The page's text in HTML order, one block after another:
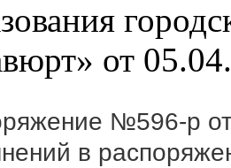
от
№596-р
в